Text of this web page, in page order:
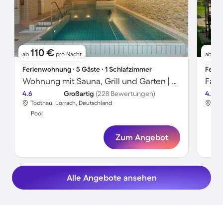
ab 110 € pro Nacht
Ferienwohnung ∙ 5 Gäste ∙ 1 Schlafzimmer
Wohnung mit Sauna, Grill und Garten | Bergblick
4.6 Großartig (228 Bewertungen)
Todtnau, Lörrach, Deutschland
Pool
Zum Angebot
ab
4.6
Alle Angebote ansehen